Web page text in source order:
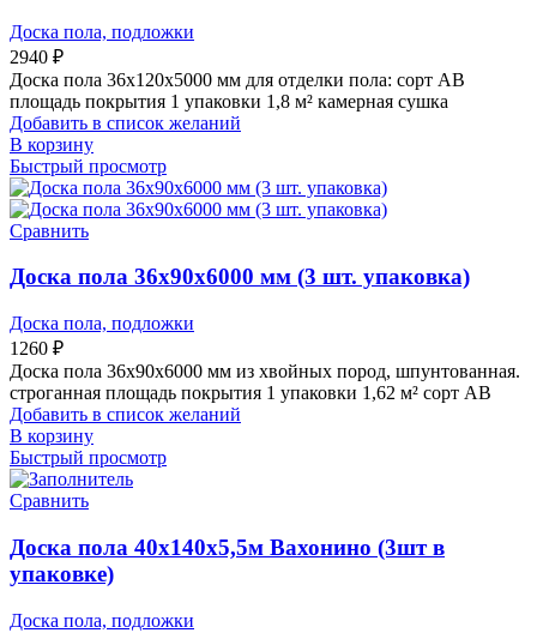
Доска пола, подложки
2940 ₽
Доска пола 36х120х5000 мм для отделки пола: сорт АВ
площадь покрытия 1 упаковки 1,8 м² камерная сушка
Добавить в список желаний
В корзину
Быстрый просмотр
Сравнить
Доска пола 36х90х6000 мм (3 шт. упаковка)
Доска пола, подложки
1260 ₽
Доска пола 36х90х6000 мм из хвойных пород, шпунтованная.
строганная площадь покрытия 1 упаковки 1,62 м² сорт АВ
Добавить в список желаний
В корзину
Быстрый просмотр
Сравнить
Доска пола 40х140х5,5м Вахонино (3шт в
упаковке)
Доска пола, подложки